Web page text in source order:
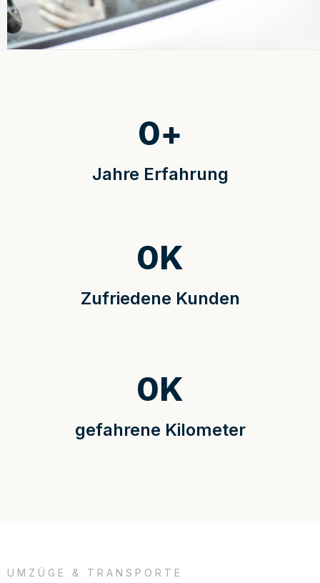
Jahre Erfahrung
0+
Zufriedene Kunden
0K
gefahrene Kilometer
0K
UMZÜGE & TRANSPORTE